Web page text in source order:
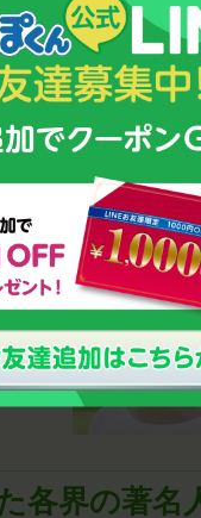
セ
各界の著名